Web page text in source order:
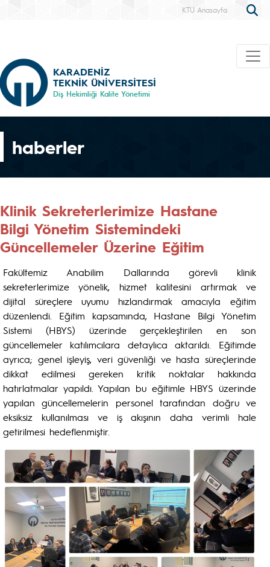
KTÜ Anasayfa
KARADENİZ
TEKNİK ÜNİVERSİTESİ
Diş Hekimliği Kalite Yönetimi
haberler
Klinik Sekreterlerimize Hastane
Bilgi Yönetim Sistemindeki
Güncellemeler Üzerine Eğitim
Fakültemiz Anabilim Dallarında görevli klinik
sekreterlerimize yönelik, hizmet kalitesini artırmak ve
dijital süreçlere uyumu hızlandırmak amacıyla eğitim
düzenlendi. Eğitim kapsamında, Hastane Bilgi Yönetim
Sistemi (HBYS) üzerinde gerçekleştirilen en son
güncellemeler katılımcılara detaylıca aktarıldı. Eğitimde
ayrıca; genel işleyiş, veri güvenliği ve hasta süreçlerinde
dikkat edilmesi gereken kritik noktalar hakkında
hatırlatmalar yapıldı. Yapılan bu eğitimle HBYS üzerinde
yapılan güncellemelerin personel tarafından doğru ve
eksiksiz kullanılması ve iş akışının daha verimli hale
getirilmesi hedeflenmiştir.